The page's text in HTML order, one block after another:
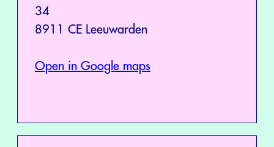
34
8911 CE Leeuwarden
Open in Google maps